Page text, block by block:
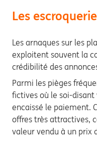
Les
Les arnaques sur les
exploitent souvent la
crédibilité des
Parmi les pièges
fictives où le soi-
encaissé le paiement.
offres très attractives,
valeur vendu à un prix